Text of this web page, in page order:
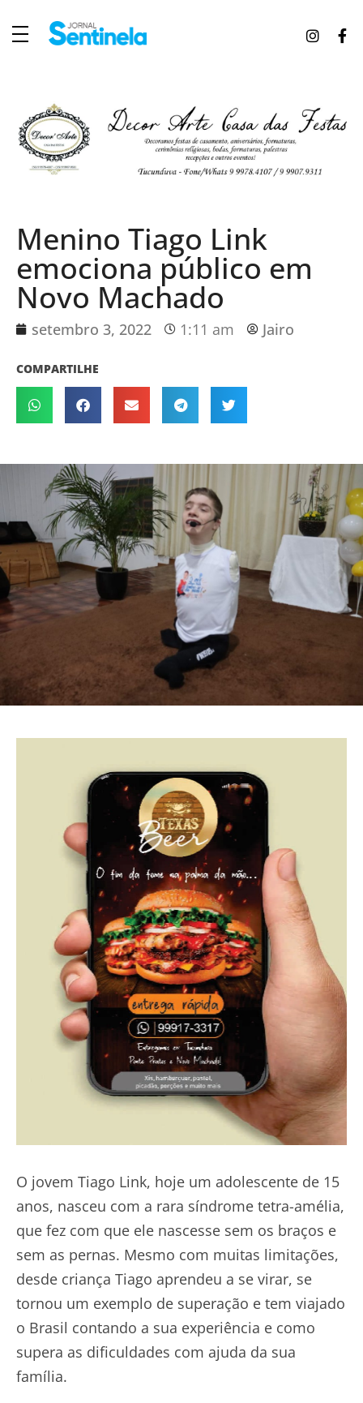
Menino Tiago Link
emociona público em
Novo Machado
setembro 3, 2022 1:11 am Jairo
COMPARTILHE
O jovem Tiago Link, hoje um adolescente de 15
anos, nasceu com a rara síndrome tetra-amélia,
que fez com que ele nascesse sem os braços e
sem as pernas. Mesmo com muitas limitações,
desde criança Tiago aprendeu a se virar, se
tornou um exemplo de superação e tem viajado
o Brasil contando a sua experiência e como
supera as dificuldades com ajuda da sua
família.